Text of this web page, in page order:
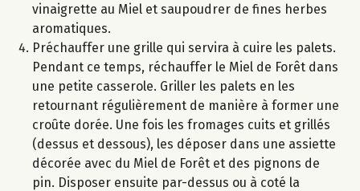
vinaigrette au Miel et saupoudrer de fines herbes
aromatiques.
Préchauffer une grille qui servira à cuire les palets.
Pendant ce temps, réchauffer le Miel de Forêt dans
une petite casserole. Griller les palets en les
retournant régulièrement de manière à former une
croûte dorée. Une fois les fromages cuits et grillés
(dessus et dessous), les déposer dans une assiette
décorée avec du Miel de Forêt et des pignons de
pin. Disposer ensuite par-dessus ou à coté la